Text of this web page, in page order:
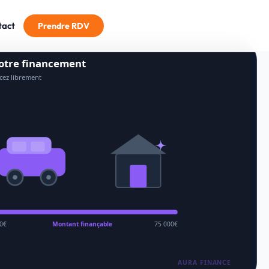
Prendre RDV
financement
librement
75 000€
Montant finançable
780€/mois 450€/mois
AURA FINANCE